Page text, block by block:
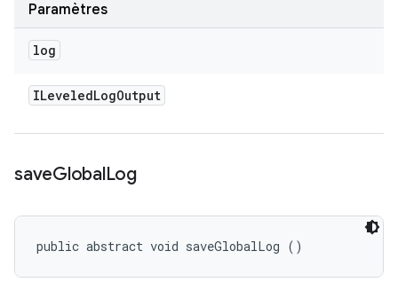
Paramètres
log
ILeveledLogOutput
saveGlobalLog
public abstract void saveGlobalLog ()